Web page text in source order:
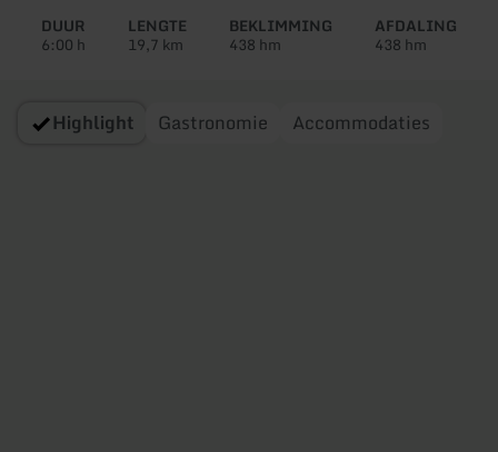
DUUR
6:00 h
LENGTE
19,7 km
BEKLIMMING
438 hm
AFDALING
438 hm
Highlight Gastronomie Accommodaties